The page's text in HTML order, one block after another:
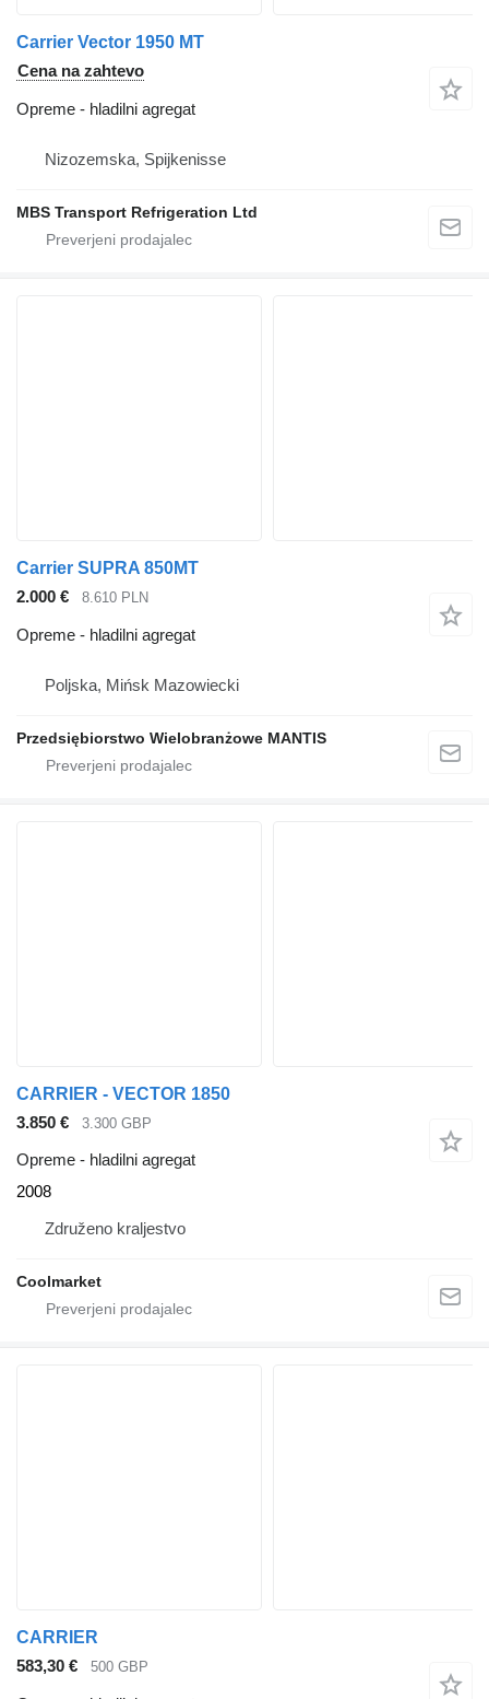
Carrier Vector 1950 MT
Cena na zahtevo
Opreme - hladilni agregat
Nizozemska, Spijkenisse
MBS Transport Refrigeration Ltd
Carrier SUPRA 850MT
2.000 €
8.610 PLN
Opreme - hladilni agregat
Poljska, Mińsk Mazowiecki
Przedsiębiorstwo Wielobranżowe MANTIS
CARRIER - VECTOR 1850
3.850 €
3.300 GBP
Opreme - hladilni agregat
2008
Združeno kraljestvo
Coolmarket
CARRIER
583,30 €
500 GBP